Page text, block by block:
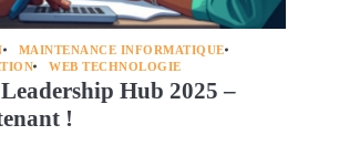
MAINTENANCE INFORMATIQUE
WEB TECHNOLOGIE
Hub 2025 –
!